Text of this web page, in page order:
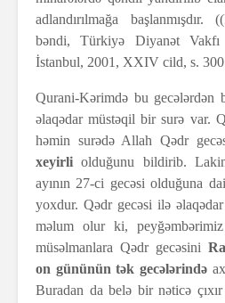
adlandırılmağa
bəndi, Türkiyə Diyanət Vakfı
İstanbul, 2001, XXIV cild, s.
Qurani-Kərimdə bu gecələrdən
əlaqədar müstəqil bir surə var.
həmin surədə Allah Qədr
xeyirliolduğunu bildirib.
ayının 27-ci gecəsi olduğuna
yoxdur. Qədr gecəsi ilə əlaqədar
məlum olur ki,
müsəlmanlara Qədr gecəsini
on gününün tək gecələrində
Buradan da belə bir nəticə